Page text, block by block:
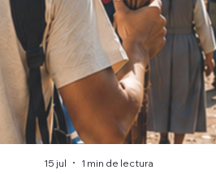
15 jul 1 min de lectura